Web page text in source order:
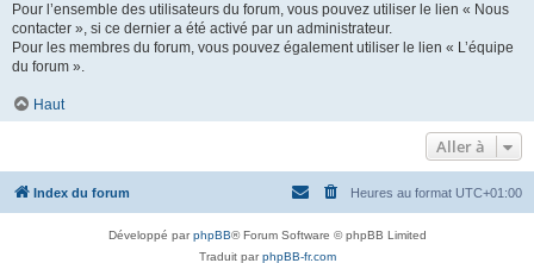
Pour l’ensemble des utilisateurs du forum, vous pouvez utiliser le lien « Nous
contacter », si ce dernier a été activé par un administrateur.
Pour les membres du forum, vous pouvez également utiliser le lien « L’équipe
du forum ».
Haut
Aller à
Index du forum Heures au format UTC+01:00
Développé parphpBB® Forum Software © phpBB Limited
Traduit parphpBB-fr.com